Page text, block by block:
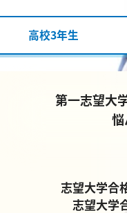
高校3年生
第一志望大
志望大学合
志望大学